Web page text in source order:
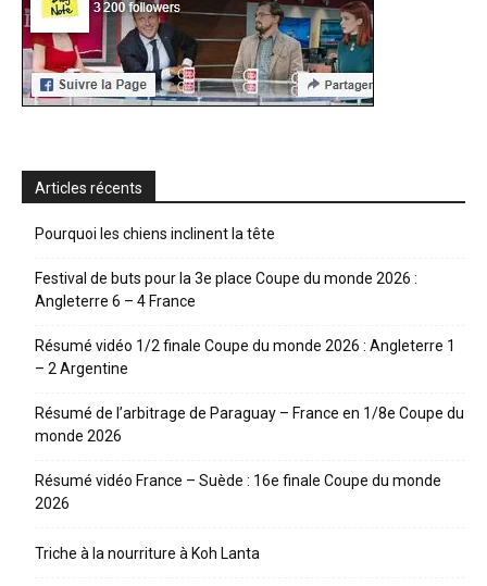
Articles récents
Pourquoi les chiens inclinent la tête
Festival de buts pour la 3e place Coupe du monde 2026 :
Angleterre 6 – 4 France
Résumé vidéo 1/2 finale Coupe du monde 2026 : Angleterre 1
– 2 Argentine
Résumé de l’arbitrage de Paraguay – France en 1/8e Coupe du
monde 2026
Résumé vidéo France – Suède : 16e finale Coupe du monde
2026
Triche à la nourriture à Koh Lanta